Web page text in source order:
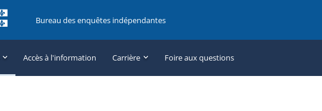
Bureau des enquêtes indépendantes
Accès à l'information Carrière Foire aux questions